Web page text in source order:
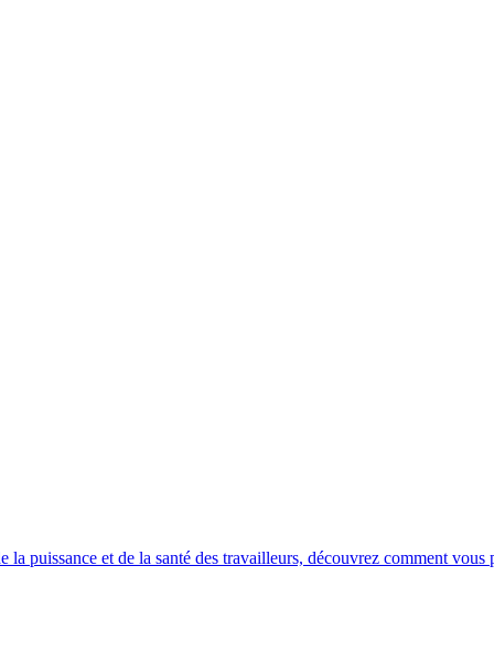
puissance et de la santé des travailleurs, découvrez comment